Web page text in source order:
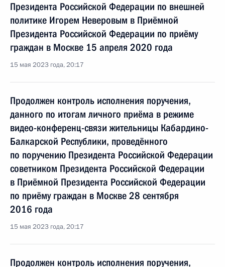
Президента Российской Федерации по внешней
политике Игорем Неверовым в Приёмной
Президента Российской Федерации по приёму
граждан в Москве 15 апреля 2020 года
15 мая 2023 года, 20:17
Продолжен контроль исполнения поручения,
данного по итогам личного приёма в режиме
видео-конференц-связи жительницы Кабардино-
Балкарской Республики, проведённого
по поручению Президента Российской Федерации
советником Президента Российской Федерации
в Приёмной Президента Российской Федерации
по приёму граждан в Москве 28 сентября
2016 года
15 мая 2023 года, 20:17
Продолжен контроль исполнения поручения,